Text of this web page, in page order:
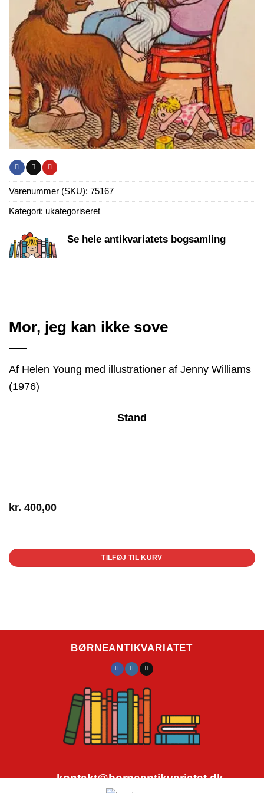
Varenummer (SKU): 75167
Kategori: ukategoriseret
Se hele antikvariatets bogsamling
Mor, jeg kan ikke sove
Af Helen Young med illustrationer af Jenny Williams
(1976)
Stand
kr. 400,00
TILFØJ TIL KURV
BØRNEANTIKVARIATET
kontakt@borneantikvariatet.dk